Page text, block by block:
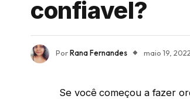
confiavel?
PorRana Fernandes maio 19, 2022
Se você começou a fazer